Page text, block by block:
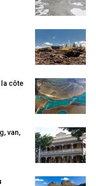
côte
van,